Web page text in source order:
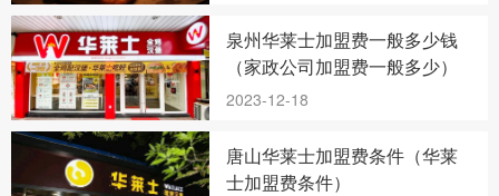
泉州华莱士加盟费一般多少钱
（家政公司加盟费一般多少）
2023-12-18
唐山华莱士加盟费条件（华莱
士加盟费条件）